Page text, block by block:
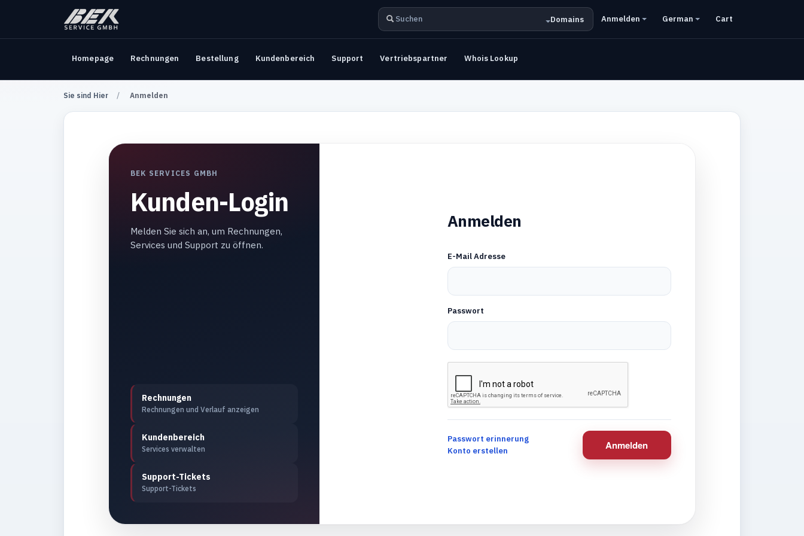
Domains Anmelden German Cart
Homepage Rechnungen Bestellung Kundenbereich Support Vertriebspartner Whois Lookup
Sie sind Hier Anmelden
BEK SERVICES GMBH
Kunden-Login
Melden Sie sich an, um Rechnungen,
Services und Support zu öffnen.
Rechnungen
Rechnungen und Verlauf anzeigen
Kundenbereich
Services verwalten
Support-Tickets
Support-Tickets
Anmelden
E-Mail Adresse
Passwort
Passwort erinnerung
Konto erstellen
Anmelden